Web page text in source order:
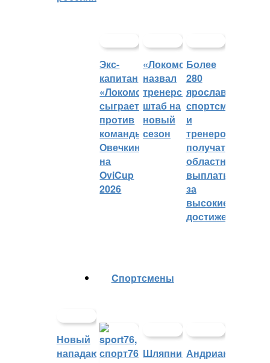
Экс-
капитан
«Локомотива»
сыграет
против
команды
Овечкина
на
OviCup
2026
«Локомотив»
назвал
тренерский
штаб на
новый
сезон
Более
280
ярославских
спортсменов
и
тренеров
получат
областные
выплаты
за
высокие
достижения
Новый
нападающий
Cпортсмены
ШляпниковАндрианова